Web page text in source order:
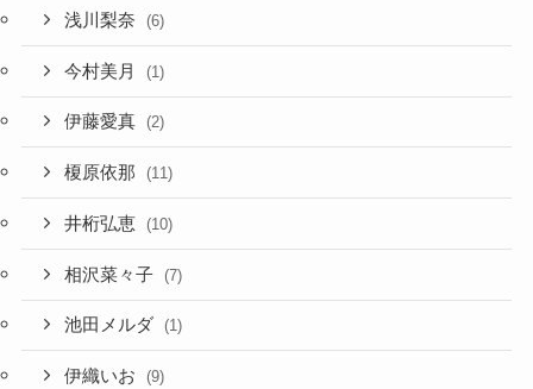
浅川梨奈 (6)
今村美月 (1)
伊藤愛真 (2)
榎原依那 (11)
井桁弘恵 (10)
相沢菜々子 (7)
池田メルダ (1)
伊織いお (9)